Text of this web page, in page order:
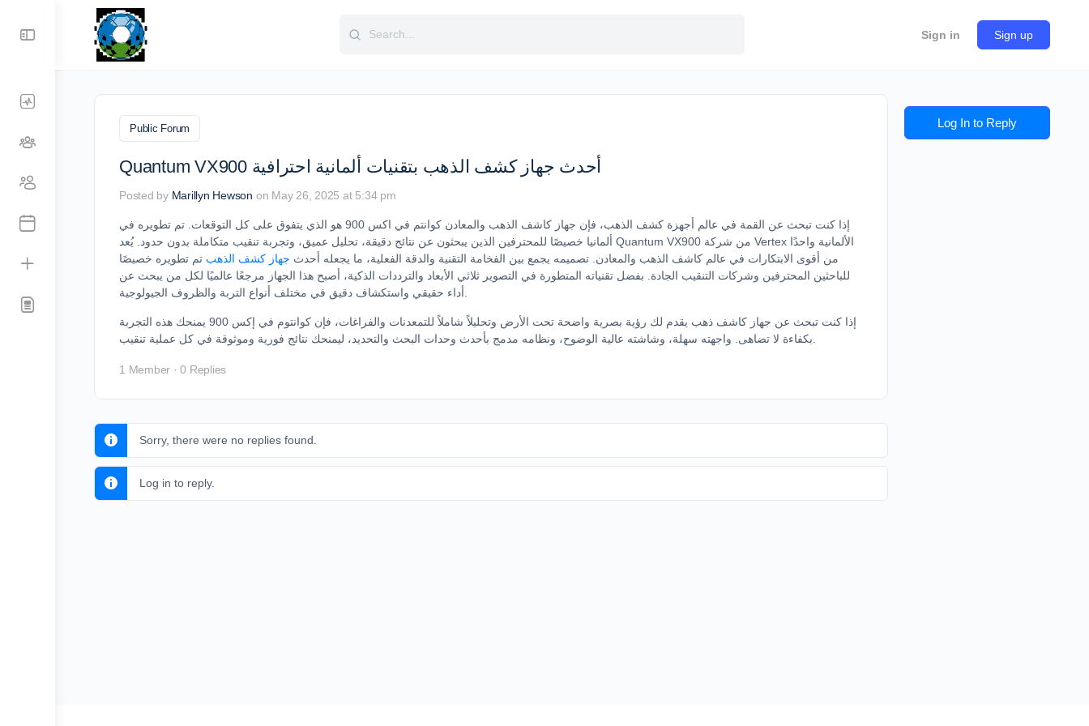
Sign in Sign up
Public Forum
Quantum VX900 أحدث جهاز كشف الذهب بتقنيات ألمانية احترافية
Posted by Marillyn Hewson on May 26, 2025 at 5:34 pm
إذا كنت تبحث عن القمة في عالم أجهزة كشف الذهب، فإن جهاز كاشف الذهب والمعادن كوانتم في اكس 900 هو الذي يتفوق على كل التوقعات. تم تطويره في
ألمانيا خصيصًا للمحترفين الذين يبحثون عن نتائج دقيقة، تحليل عميق، وتجربة تنقيب متكاملة بدون حدود. يُعد Quantum VX900 من شركة Vertex الألمانية واحدًا
من أقوى الابتكارات في عالم كاشف الذهب والمعادن. تصميمه يجمع بين الفخامة التقنية والدقة الفعلية، ما يجعله أحدث جهاز كشف الذهب تم تطويره خصيصًا
للباحثين المحترفين وشركات التنقيب الجادة. بفضل تقنياته المتطورة في التصوير ثلاثي الأبعاد والترددات الذكية، أصبح هذا الجهاز مرجعًا عالميًا لكل من يبحث عن
إذا كنت تبحث عن جهاز كاشف ذهب يقدم لك رؤية بصرية واضحة تحت الأرض وتحليلاً شاملاً للتمعدنات والفراغات، فإن كوانتوم في إكس 900 يمنحك هذه التجربة
1 Member · 0 Replies
Sorry, there were no replies found.
Log in to reply.
Log In to Reply